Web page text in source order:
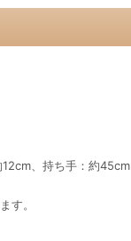
、持ち手：約45cm
す。